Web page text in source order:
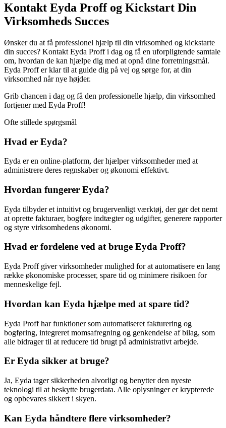
Kontakt Eyda Proff og Kickstart Din
Virksomheds Succes
Ønsker du at få professionel hjælp til din virksomhed og kickstarte
din succes? Kontakt Eyda Proff i dag og få en uforpligtende samtale
om, hvordan de kan hjælpe dig med at opnå dine forretningsmål.
Eyda Proff er klar til at guide dig på vej og sørge for, at din
virksomhed når nye højder.
Grib chancen i dag og få den professionelle hjælp, din virksomhed
fortjener med Eyda Proff!
Ofte stillede spørgsmål
Hvad er Eyda?
Eyda er en online-platform, der hjælper virksomheder med at
administrere deres regnskaber og økonomi effektivt.
Hvordan fungerer Eyda?
Eyda tilbyder et intuitivt og brugervenligt værktøj, der gør det nemt
at oprette fakturaer, bogføre indtægter og udgifter, generere rapporter
og styre virksomhedens økonomi.
Hvad er fordelene ved at bruge Eyda Proff?
Eyda Proff giver virksomheder mulighed for at automatisere en lang
række økonomiske processer, spare tid og minimere risikoen for
menneskelige fejl.
Hvordan kan Eyda hjælpe med at spare tid?
Eyda Proff har funktioner som automatiseret fakturering og
bogføring, integreret momsafregning og genkendelse af bilag, som
alle bidrager til at reducere tid brugt på administrativt arbejde.
Er Eyda sikker at bruge?
Ja, Eyda tager sikkerheden alvorligt og benytter den nyeste
teknologi til at beskytte brugerdata. Alle oplysninger er krypterede
og opbevares sikkert i skyen.
Kan Eyda håndtere flere virksomheder?